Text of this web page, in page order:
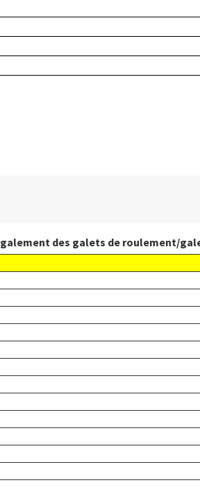
des galets de roulement/